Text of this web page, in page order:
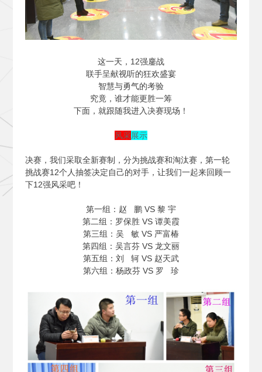
这一天，12强鏖战
联手呈献视听的狂欢盛宴
智慧与勇气的考验
究竟，谁才能更胜一筹
下面，就跟随我进入决赛现场！
风采展示
决赛，我们采取全新赛制，分为挑战赛和淘汰赛，第一轮
挑战赛12个人抽签决定自己的对手，让我们一起来回顾一
下12强风采吧！
第一组：赵 鹏 VS 黎 宇
第二组：罗保胜 VS 谭美霞
第三组：吴 敏 VS 严富椿
第四组：吴言芬 VS 龙文丽
第五组：刘 轲 VS 赵天武
第六组：杨政芬 VS 罗 珍